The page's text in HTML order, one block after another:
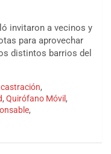
invitaron a vecinos y
para aprovechar
distintos barrios del
,
, Quirófano Móvil,
,